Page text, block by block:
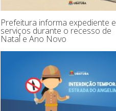
Prefeitura informa expediente e
serviços durante o recesso de
Natal e Ano Novo